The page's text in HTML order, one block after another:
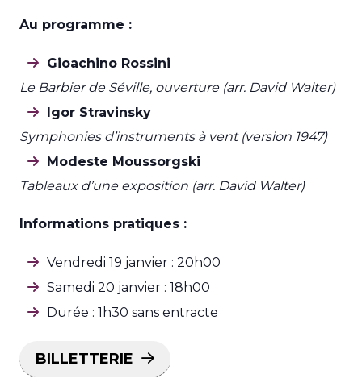
Au programme :
Gioachino Rossini
Le Barbier de Séville, ouverture (arr. David Walter)
Igor Stravinsky
Symphonies d’instruments à vent (version 1947)
Modeste Moussorgski
Tableaux d’une exposition (arr. David Walter)
Informations pratiques :
Vendredi 19 janvier : 20h00
Samedi 20 janvier : 18h00
Durée : 1h30 sans entracte
BILLETTERIE